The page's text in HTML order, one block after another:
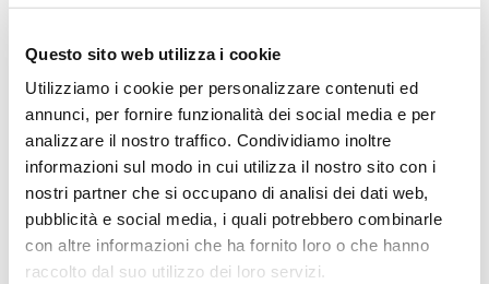
Questo sito web utilizza i cookie
Utilizziamo i cookie per personalizzare contenuti ed
annunci, per fornire funzionalità dei social media e per
analizzare il nostro traffico. Condividiamo inoltre
informazioni sul modo in cui utilizza il nostro sito con i
nostri partner che si occupano di analisi dei dati web,
pubblicità e social media, i quali potrebbero combinarle
con altre informazioni che ha fornito loro o che hanno
raccolto dal suo utilizzo dei loro servizi.
Micromosaico in pasta di
vetro ruggine 10.74 -
Micromosaico vetroso
acquamarina 10.42 kit